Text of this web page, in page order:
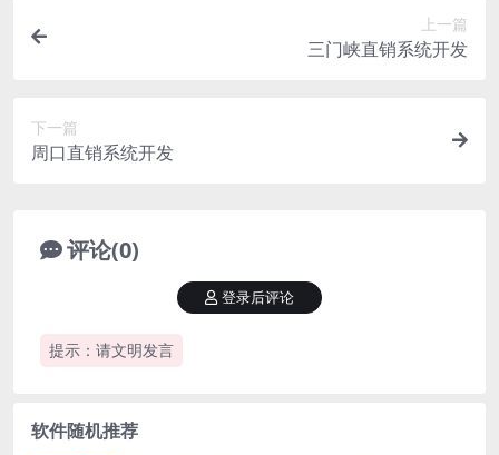
上一篇
三门峡直销系统开发
下一篇
周口直销系统开发
评论(0)
提示：请文明发言
登录后评论
软件随机推荐